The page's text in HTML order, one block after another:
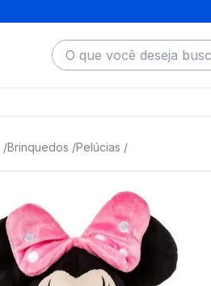
O que você deseja buscar?
Brinquedos Pelúcias